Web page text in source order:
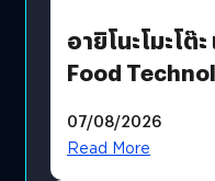
อายิโนะโมะโต๊
Food
บริโภคและ B2B
07/08/2026
Read More